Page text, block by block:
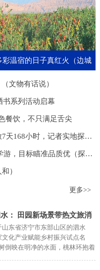
彩温宿的日子真红火（边城
记）
文物有话说）
书系列活动启幕
餐饮，不只满足舌尖
古埃及文明大展闭幕前连续开放7天168小时，记者实地探访—— 上海博物馆的“超级不眠夜”
今年市场规模预计增长19% 研学游，目标瞄准品质优（探访）
）
更多>>
： 田园新场景带热文旅消
山东省济宁市东部山区的泗水
化产业赋能乡村振兴试点名
映在明净的水面，桃林环抱着